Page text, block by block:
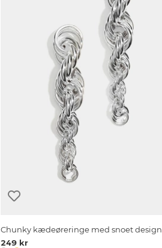
Chunky kædeøreringe med snoet design
249 kr